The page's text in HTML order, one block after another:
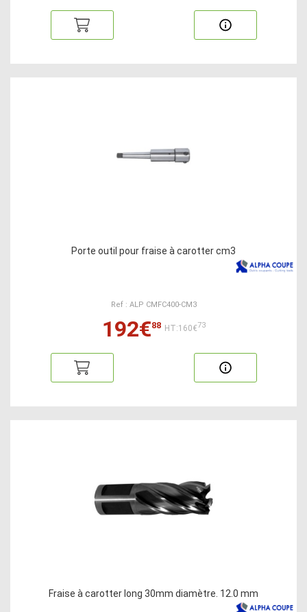
Porte outil pour fraise à carotter cm3
Ref : ALP CMFC400-CM3
192€88 HT:160€73
Fraise à carotter long 30mm diamètre. 12.0 mm